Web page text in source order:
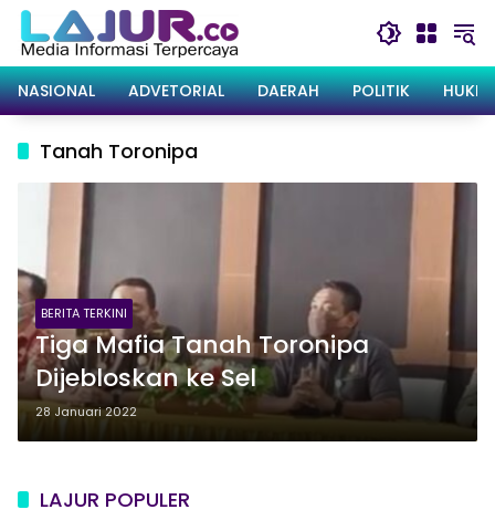
Langsung
konten
NASIONAL
ADVETORIAL DAERAH POLITIK
Tanah Toronipa
BERITA TERKINI
Tiga Mafia Tanah Toronipa
Dijebloskan ke Sel
28 Januari 2022
LAJUR POPULER